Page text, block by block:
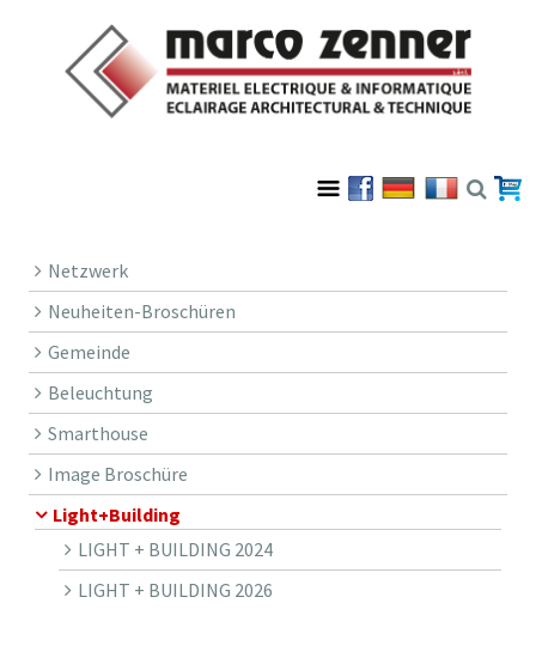
Netzwerk
Neuheiten-Broschüren
Gemeinde
Beleuchtung
Smarthouse
Image Broschüre
Light+Building
LIGHT + BUILDING 2024
LIGHT + BUILDING 2026